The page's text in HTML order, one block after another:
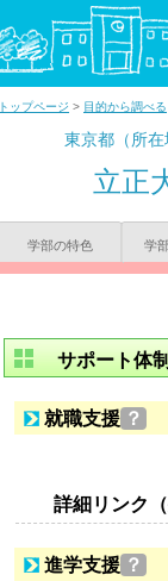
トップページ > 目的から調べる
東京都（所在
立正
学部の特色 学
サポート体制
就職支援 ？
詳細リンク
進学支援 ？